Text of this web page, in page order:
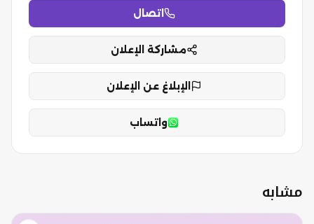
اتصال
مشاركة الإعلان
الإبلاغ عن الإعلان
واتساب
مشابه